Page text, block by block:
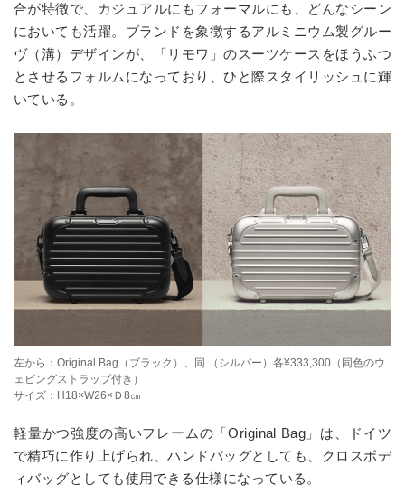
合が特徴で、カジュアルにもフォーマルにも、どんなシーン
においても活躍。ブランドを象徴するアルミニウム製グルー
ヴ（溝）デザインが、「リモワ」のスーツケースをほうふつ
とさせるフォルムになっており、ひと際スタイリッシュに輝
いている。
左から：Original Bag（ブラック）、同 （シルバー）各¥333,300（同色のウ
ェビングストラップ付き）
サイズ：H18×W26×Ｄ8㎝
軽量かつ強度の高いフレームの「Original Bag」は、ドイツ
で精巧に作り上げられ、ハンドバッグとしても、クロスボデ
ィバッグとしても使用できる仕様になっている。